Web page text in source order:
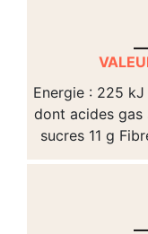
Energie : 225
dont acides gas
sucres 11 g